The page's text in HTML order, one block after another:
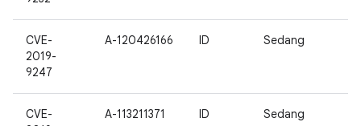
CVE-
2019-
9247
A-120426166 ID Sedang
CVE-
A-113211371 ID Sedang